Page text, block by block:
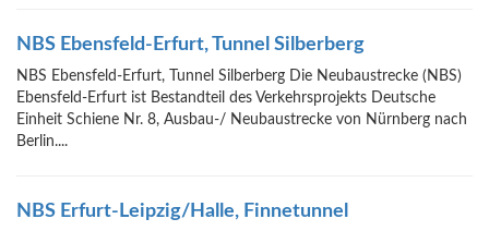
NBS Ebensfeld-Erfurt, Tunnel Silberberg
NBS Ebensfeld-Erfurt, Tunnel Silberberg Die Neubaustrecke (NBS)
Ebensfeld-Erfurt ist Bestandteil des Verkehrsprojekts Deutsche
Einheit Schiene Nr. 8, Ausbau-/ Neubaustrecke von Nürnberg nach
Berlin....
NBS Erfurt-Leipzig/Halle, Finnetunnel